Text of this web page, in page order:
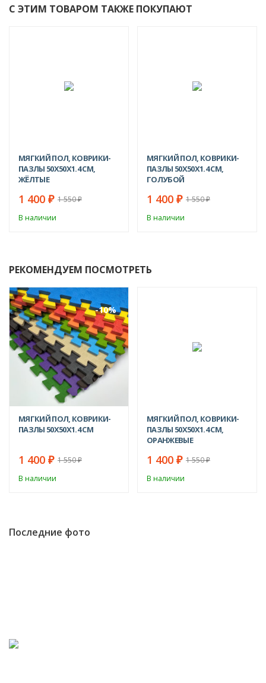
С ЭТИМ ТОВАРОМ ТАКЖЕ ПОКУПАЮТ
МЯГКИЙ ПОЛ, КОВРИКИ-
ПАЗЛЫ 50X50X1.4 СМ,
ЖЁЛТЫЕ
1 400 ₽ 1 550₽
В наличии
МЯГКИЙ ПОЛ, КОВРИКИ-
ПАЗЛЫ 50X50X1.4 СМ,
ГОЛУБОЙ
1 400 ₽ 1 550₽
В наличии
РЕКОМЕНДУЕМ ПОСМОТРЕТЬ
-10%
МЯГКИЙ ПОЛ, КОВРИКИ-
ПАЗЛЫ 50Х50X1.4 СМ
1 400 ₽ 1 550₽
В наличии
МЯГКИЙ ПОЛ, КОВРИКИ-
ПАЗЛЫ 50X50X1.4 СМ,
ОРАНЖЕВЫЕ
1 400 ₽ 1 550₽
В наличии
Последние фото